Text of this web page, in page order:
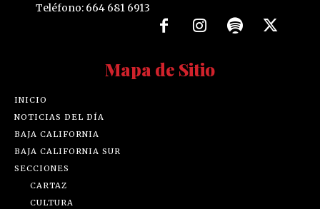
Teléfono: 664 681 6913
Mapa de Sitio
INICIO
NOTICIAS DEL DÍA
BAJA CALIFORNIA
BAJA CALIFORNIA SUR
SECCIONES
CARTAZ
CULTURA